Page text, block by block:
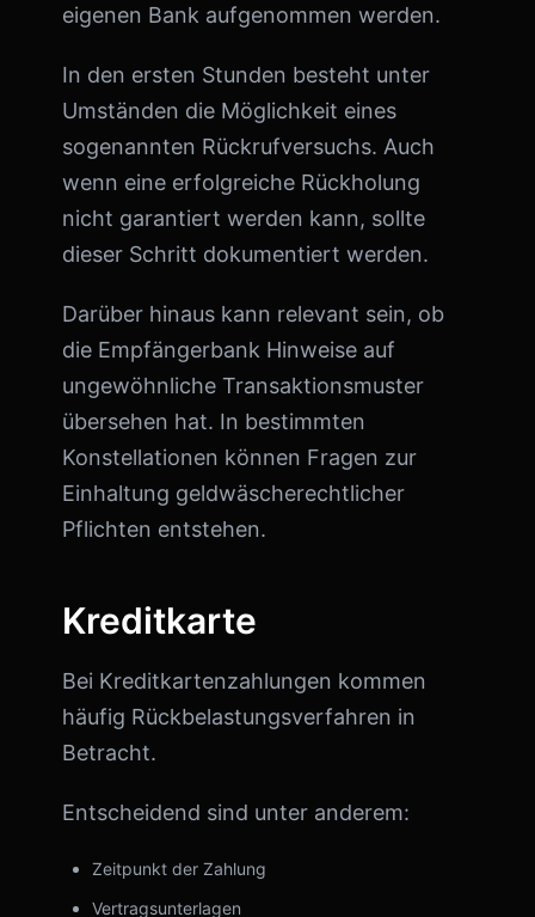
eigenen Bank aufgenommen werden.
In den ersten Stunden besteht unter
Umständen die Möglichkeit eines
sogenannten Rückrufversuchs. Auch
wenn eine erfolgreiche Rückholung
nicht garantiert werden kann, sollte
dieser Schritt dokumentiert werden.
Darüber hinaus kann relevant sein, ob
die Empfängerbank Hinweise auf
ungewöhnliche Transaktionsmuster
übersehen hat. In bestimmten
Konstellationen können Fragen zur
Einhaltung geldwäscherechtlicher
Pflichten entstehen.
Kreditkarte
Bei Kreditkartenzahlungen kommen
häufig Rückbelastungsverfahren in
Betracht.
Entscheidend sind unter anderem:
Zeitpunkt der Zahlung
Vertragsunterlagen